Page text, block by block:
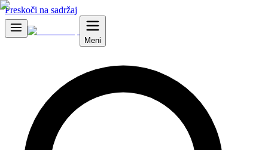
Preskoči na sadržaj
Meni